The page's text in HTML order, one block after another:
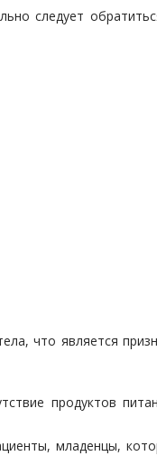
следует
что является
продуктов
младенцы,